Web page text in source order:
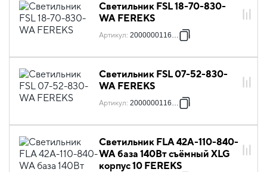
Светильник FSL 18-70-830-
WA FEREKS
Артикул: 2000000116013
Светильник FSL 07-52-830-
WA FEREKS
Артикул: 2000000116020
Светильник FLA 42A-110-840-
WA база 140Вт съёмный XLG
корпус 10 FEREKS